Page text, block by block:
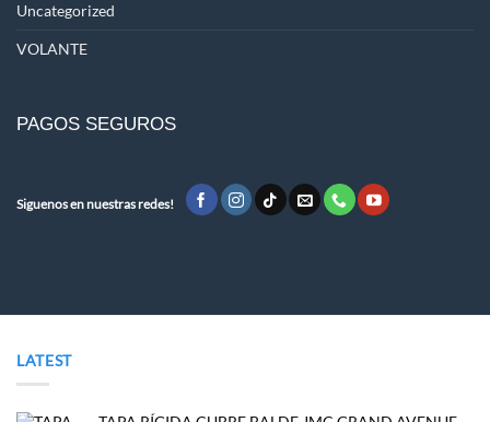
Uncategorized
VOLANTE
PAGOS SEGUROS
Siguenos en nuestras redes!
LATEST